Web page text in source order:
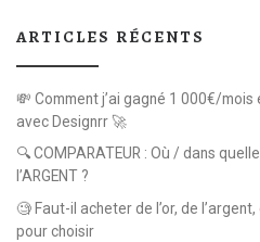
ARTICLES RÉCENTS
💸 Comment j’ai gagné 1 000€/
avec Designrr 🚀
🔍 COMPARATEUR : Où / dans
l’ARGENT ?
🧐 Faut-il acheter de l’or, de
pour choisir